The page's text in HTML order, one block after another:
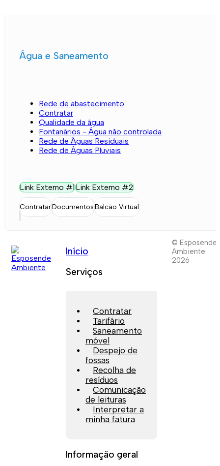
Água e Saneamento
Rede de abastecimento
Contratar
Qualidade da água
Fontanários - Água não controlada
Rede de Águas Residuais
Rede de Águas Pluviais
Link Externo #1Link Externo #2
ContratarDocumentosBalcão Virtual
Início
Serviços
Contratar
Tarifário
Saneamento
móvel
Despejo de
fossas
Recolha de
resíduos
Comunicação
de leituras
Interpretar a
minha fatura
Informação geral
© Esposende
Ambiente
2026